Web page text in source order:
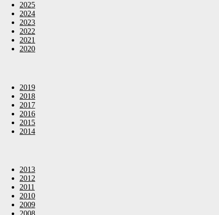
2025
2024
2023
2022
2021
2020
2019
2018
2017
2016
2015
2014
2013
2012
2011
2010
2009